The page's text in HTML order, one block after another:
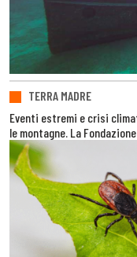
TERRA MADRE
Eventi estremi e crisi
le montagne. La